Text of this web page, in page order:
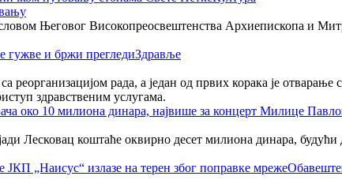
Његовог Високопреосвештенства Архиепископа и
Здравље
рада, а један од првих корака је
здравственим услугама.
Лесковац коштаће оквирно десет милиона динара, будући